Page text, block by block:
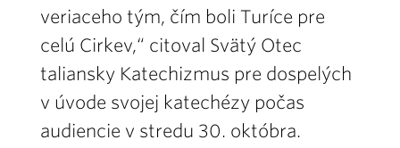
veriaceho tým, čím boli Turíce pre
celú Cirkev,“ citoval Svätý Otec
taliansky Katechizmus pre dospelých
v úvode svojej katechézy počas
audiencie v stredu 30. októbra.